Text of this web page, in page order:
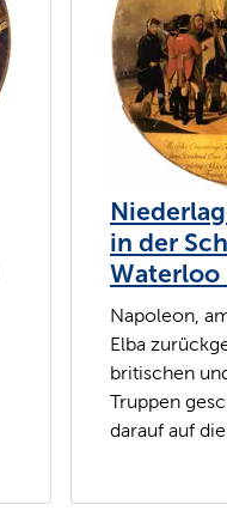
in der
Waterloo
Napoleon,
Elba
britischen
Truppen
darauf auf